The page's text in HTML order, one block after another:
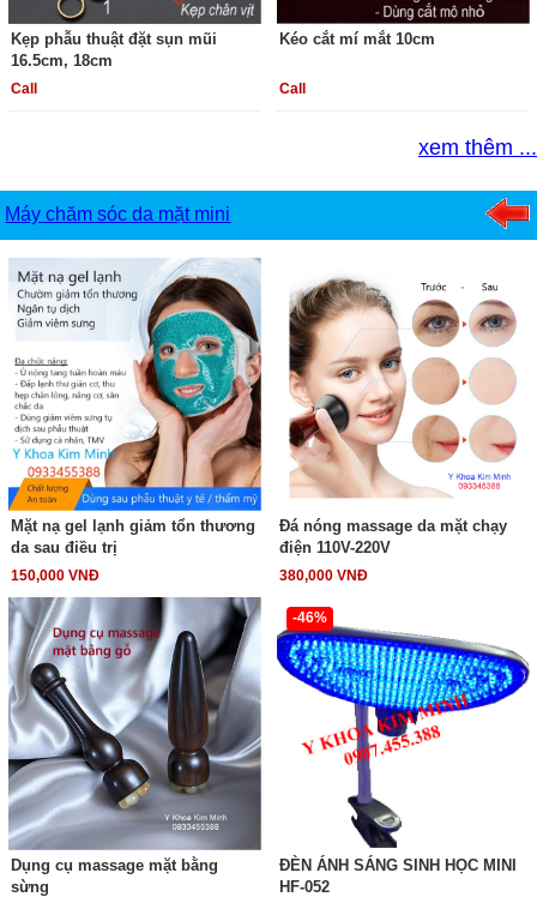
Kẹp phẫu thuật đặt sụn mũi
16.5cm, 18cm
Call
Kéo cắt mí mắt 10cm
Call
xem thêm ...
Máy chăm sóc da mặt mini
Mặt nạ gel lạnh giảm tổn thương
da sau điều trị
150,000 VNĐ
Đá nóng massage da mặt chạy
điện 110V-220V
380,000 VNĐ
Dụng cụ massage mặt bằng
sừng
-46%
ĐÈN ÁNH SÁNG SINH HỌC MINI
HF-052